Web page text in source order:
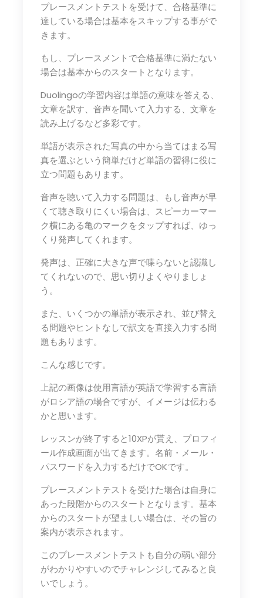
プレースメントテストを受けて、合格基準に
達している場合は基本をスキップする事がで
きます。
もし、プレースメントで合格基準に満たない
場合は基本からのスタートとなります。
Duolingoの学習内容は単語の意味を答える、
文章を訳す、音声を聞いて入力する、文章を
読み上げるなど多彩です。
単語が表示された写真の中から当てはまる写
真を選ぶという簡単だけど単語の習得に役に
立つ問題もあります。
音声を聴いて入力する問題は、もし音声が早
くて聴き取りにくい場合は、スピーカーマー
ク横にある亀のマークをタップすれば、ゆっ
くり発声してくれます。
発声は、正確に大きな声で喋らないと認識し
てくれないので、思い切りよくやりましょ
う。
また、いくつかの単語が表示され、並び替え
る問題やヒントなしで訳文を直接入力する問
題もあります。
こんな感じです。
上記の画像は使用言語が英語で学習する言語
がロシア語の場合ですが、イメージは伝わる
かと思います。
レッスンが終了すると10XPが貰え、プロフィ
ール作成画面が出てきます。名前・メール・
パスワードを入力するだけでOKです。
プレースメントテストを受けた場合は自身に
あった段階からのスタートとなります。基本
からのスタートが望ましい場合は、その旨の
案内が表示されます。
このプレースメントテストも自分の弱い部分
がわかりやすいのでチャレンジしてみると良
いでしょう。